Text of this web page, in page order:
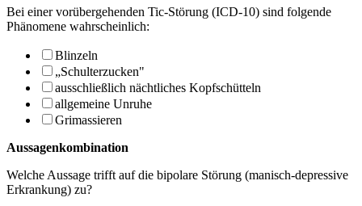
Bei einer vorübergehenden Tic-Störung (ICD-10) sind folgende
Phänomene wahrschein­lich:
Blinzeln
„Schulterzucken"
ausschließlich nächtliches Kopfschütteln
allgemeine Unruhe
Grimassieren
Aussagenkombination
Welche Aussage trifft auf die bipolare Störung (manisch-depressive
Erkrankung) zu?